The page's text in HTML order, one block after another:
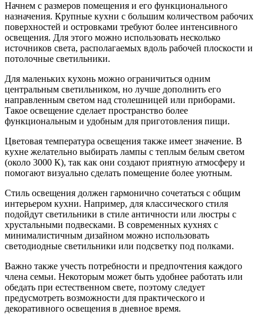
Начнем с размеров помещения и его функционального
назначения. Крупные кухни с большим количеством рабочих
поверхностей и островками требуют более интенсивного
освещения. Для этого можно использовать несколько
источников света, располагаемых вдоль рабочей плоскости и
потолочные светильники.
Для маленьких кухонь можно ограничиться одним
центральным светильником, но лучше дополнить его
направленным светом над столешницей или приборами.
Такое освещение сделает пространство более
функциональным и удобным для приготовления пищи.
Цветовая температура освещения также имеет значение. В
кухне желательно выбирать лампы с теплым белым светом
(около 3000 К), так как они создают приятную атмосферу и
помогают визуально сделать помещение более уютным.
Стиль освещения должен гармонично сочетаться с общим
интерьером кухни. Например, для классического стиля
подойдут светильники в стиле античности или люстры с
хрустальными подвесками. В современных кухнях с
минималистичным дизайном можно использовать
светодиодные светильники или подсветку под полками.
Важно также учесть потребности и предпочтения каждого
члена семьи. Некоторым может быть удобнее работать или
обедать при естественном свете, поэтому следует
предусмотреть возможности для практического и
декоративного освещения в дневное время.